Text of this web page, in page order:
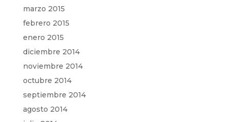
marzo 2015
febrero 2015
enero 2015
diciembre 2014
noviembre 2014
octubre 2014
septiembre 2014
agosto 2014